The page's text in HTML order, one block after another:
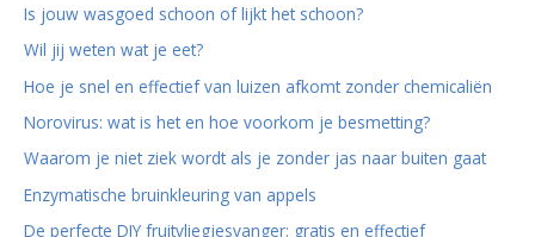
Is jouw wasgoed schoon of lijkt het schoon?
Wil jij weten wat je eet?
Hoe je snel en effectief van luizen afkomt zonder chemicaliën
Norovirus: wat is het en hoe voorkom je besmetting?
Waarom je niet ziek wordt als je zonder jas naar buiten gaat
Enzymatische bruinkleuring van appels
De perfecte DIY fruitvliegjesvanger: gratis en effectief